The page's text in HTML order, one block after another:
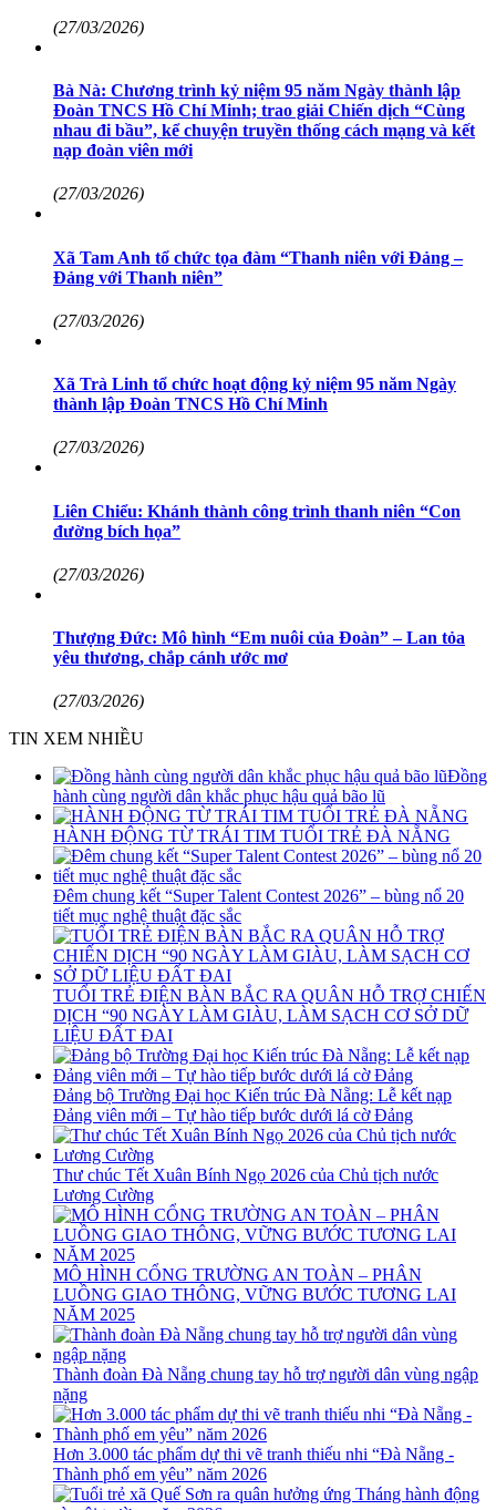
(27/03/2026)
Bà Nà: Chương trình kỷ niệm 95 năm Ngày thành lập
Đoàn TNCS Hồ Chí Minh; trao giải Chiến dịch “Cùng
nhau đi bầu”, kể chuyện truyền thống cách mạng và kết
nạp đoàn viên mới
(27/03/2026)
Xã Tam Anh tổ chức tọa đàm “Thanh niên với Đảng –
Đảng với Thanh niên”
(27/03/2026)
Xã Trà Linh tổ chức hoạt động kỷ niệm 95 năm Ngày
thành lập Đoàn TNCS Hồ Chí Minh
(27/03/2026)
Liên Chiểu​​​​​​​: Khánh thành công trình thanh niên “Con
đường bích họa”
(27/03/2026)
Thượng Đức: Mô hình “Em nuôi của Đoàn” – Lan tỏa
yêu thương, chắp cánh ước mơ
(27/03/2026)
TIN XEM NHIỀU
Đồng
hành cùng người dân khắc phục hậu quả bão lũ
HÀNH ĐỘNG TỪ TRÁI TIM TUỔI TRẺ ĐÀ NẴNG
Đêm chung kết “Super Talent Contest 2026” – bùng nổ 20
tiết mục nghệ thuật đặc sắc
TUỔI TRẺ ĐIỆN BÀN BẮC RA QUÂN HỖ TRỢ CHIẾN
DỊCH “90 NGÀY LÀM GIÀU, LÀM SẠCH CƠ SỞ DỮ
LIỆU ĐẤT ĐAI
Đảng bộ Trường Đại học Kiến trúc Đà Nẵng: Lễ kết nạp
Đảng viên mới – Tự hào tiếp bước dưới lá cờ Đảng
Thư chúc Tết Xuân Bính Ngọ 2026 của Chủ tịch nước
Lương Cường
MÔ HÌNH CỔNG TRƯỜNG AN TOÀN – PHÂN
LUỒNG GIAO THÔNG, VỮNG BƯỚC TƯƠNG LAI
NĂM 2025
Thành đoàn Đà Nẵng chung tay hỗ trợ người dân vùng ngập
nặng
Hơn 3.000 tác phẩm dự thi vẽ tranh thiếu nhi “Đà Nẵng -
Thành phố em yêu” năm 2026